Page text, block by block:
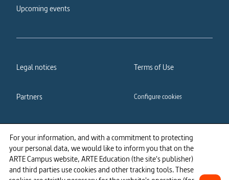
For your information, and with a commitment to protecting
your personal data, we would like to inform you that on the
ARTE Campus website, ARTE Education (the site's publisher)
and third parties use cookies and other tracking tools. These
Upcoming events
Legal notices Terms of Use
Partners Configure cookies
Cookies policy Privacy policy
Accessibility: partially
compliant